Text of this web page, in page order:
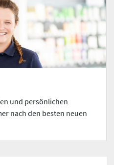
und persönlichen
nach den besten neuen